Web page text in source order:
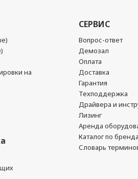
на
СЕРВИС
Вопрос-ответ
Демозал
Оплата
Доставка
Гарантия
Техподдержка
Драйвера и
Лизинг
Аренда
Каталог по
Словарь